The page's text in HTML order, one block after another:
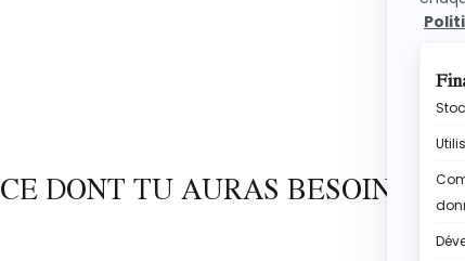
CE DONT TU AURAS BESOIN